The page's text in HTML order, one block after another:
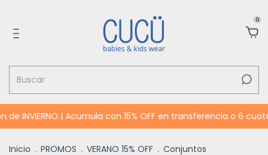
0
INVIERNO | Acumula con 15% OFF en transferencia o 6 cuotas
Inicio . PROMOS . VERANO 15% OFF . Conjuntos